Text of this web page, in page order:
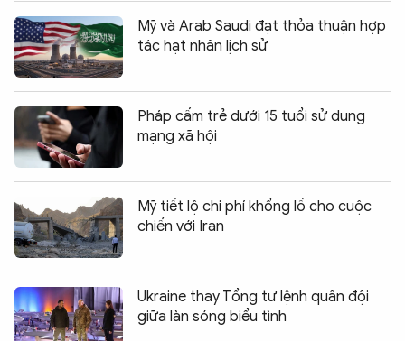
Mỹ và Arab Saudi đạt thỏa thuận hợp
tác hạt nhân lịch sử
Pháp cấm trẻ dưới 15 tuổi sử dụng
mạng xã hội
Mỹ tiết lộ chi phí khổng lồ cho cuộc
chiến với Iran
Ukraine thay Tổng tư lệnh quân đội
giữa làn sóng biểu tình